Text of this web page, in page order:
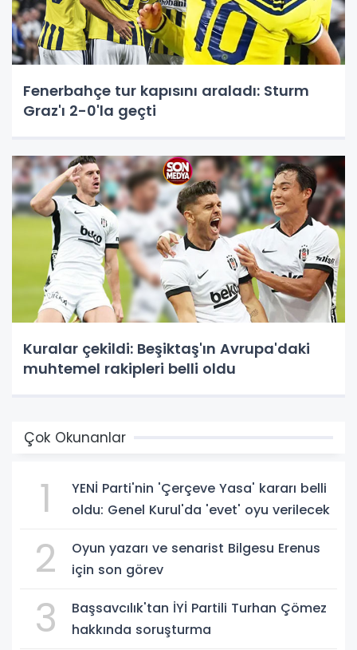
Fenerbahçe tur kapısını araladı: Sturm
Graz'ı 2-0'la geçti
Kuralar çekildi: Beşiktaş'ın Avrupa'daki
muhtemel rakipleri belli oldu
Çok Okunanlar
1
YENİ Parti'nin 'Çerçeve Yasa' kararı belli
oldu: Genel Kurul'da 'evet' oyu verilecek
2
Oyun yazarı ve senarist Bilgesu Erenus
için son görev
3
Başsavcılık'tan İYİ Partili Turhan Çömez
hakkında soruşturma